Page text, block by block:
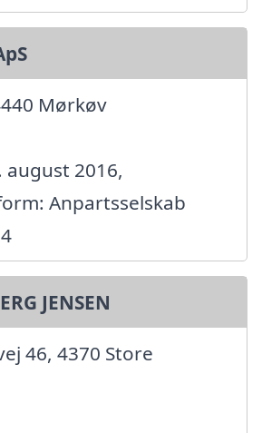
Mørkøv
2016,
Anpartsselskab
JENSEN
46, 4370 Store